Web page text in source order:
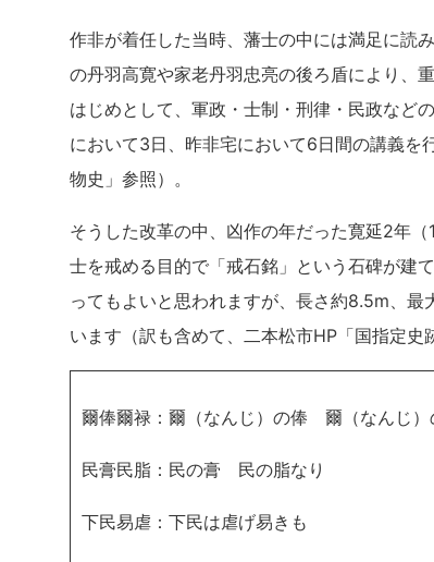
作非が着任した当時、藩士の中には満足に読
の丹羽高寛や家老丹羽忠亮の後ろ盾により、
はじめとして、軍政・士制・刑律・民政など
において3日、昨非宅において6日間の講義を
物史」参照）。
そうした改革の中、凶作の年だった寛延2年
士を戒める目的で「戒石銘」という石碑が建
ってもよいと思われますが、長さ約8.5m、
います（訳も含めて、二本松市HP「国指定史
爾俸爾禄：爾（なんじ）の俸 爾（なんじ）
民膏民脂：民の膏 民の脂なり
下民易虐：下民は虐げ易きも